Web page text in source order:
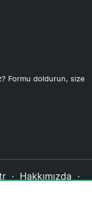
Formu doldurun, size
· Hakkımızda ·